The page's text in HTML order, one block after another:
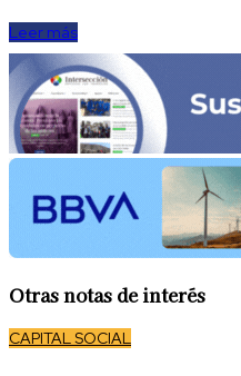
Leer más
Otras notas de interés
CAPITAL SOCIAL